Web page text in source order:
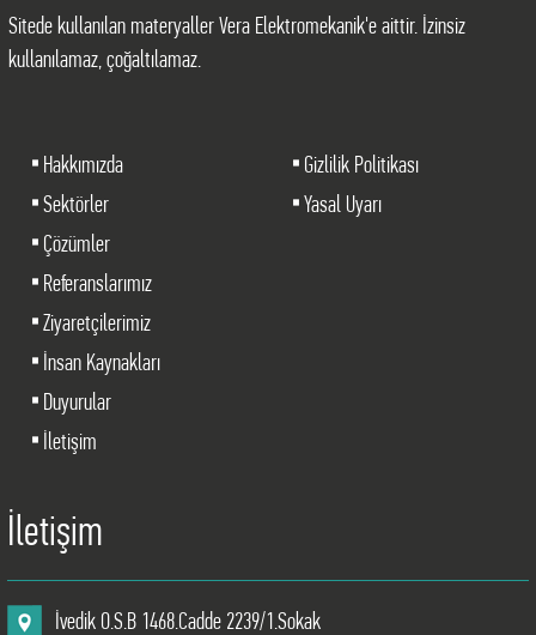
Sitede kullanılan materyaller Vera Elektromekanik'e aittir. İzinsiz
kullanılamaz, çoğaltılamaz.
Hakkımızda
Sektörler
Çözümler
Referanslarımız
Ziyaretçilerimiz
İnsan Kaynakları
Duyurular
İletişim
Gizlilik Politikası
Yasal Uyarı
İletişim
İvedik O.S.B 1468.Cadde 2239/1.Sokak